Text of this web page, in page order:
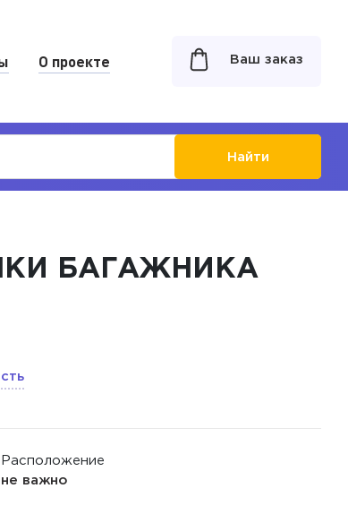
О проекте Ваш заказ
Найти
БАГАЖНИКА
Расположение
не важно